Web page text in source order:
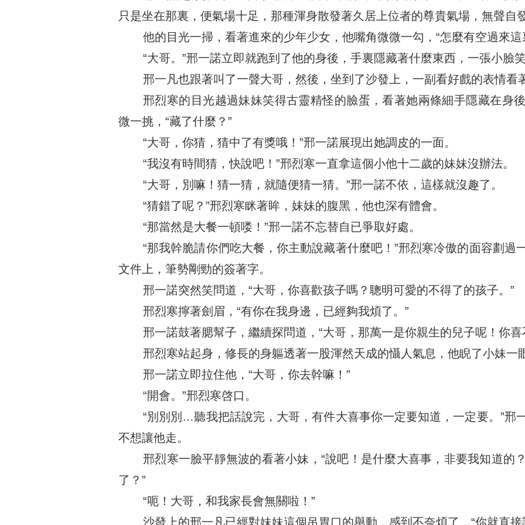
只是坐在那裏，便氣場十足，那種渾身散發著久居上位者的尊貴氣場，無聲自
他的目光一掃，看著進來的少年少女，他嘴角微微一勾，“怎麼有空過來這
“大哥。”邢一諾立即就跑到了他的身後，手裏隱藏著什麼東西，一張小臉
邢一凡也跟著叫了一聲大哥，然後，坐到了沙發上，一副看好戲的表情看
邢烈寒的目光越過妹妹笑得古靈精怪的臉蛋，看著她兩條細手隱藏在身
微一挑，“藏了什麼？”
“大哥，你猜，猜中了有獎哦！”邢一諾展現出她調皮的一面。
“我沒有時間猜，快說吧！”邢烈寒一直拿這個小他十二歲的妹妹沒辦法。
“大哥，別嘛！猜一猜，就隨便猜一猜。”邢一諾不依，這樣就沒趣了。
“猜錯了呢？”邢烈寒眯著眸，妹妹的腹黑，他也深有體會。
“那當然是大餐一頓喽！”邢一諾不忘替自已爭取好處。
“那我幹脆請你們吃大餐，你主動說藏著什麼吧！”邢烈寒冷傲的面容劃過
文件上，筆勢剛勁的簽著字。
邢一諾突然笑問道，“大哥，你喜歡孩子嗎？聰明可愛的不得了的孩子。”
邢烈寒擰著劍眉，“有你在我身邊，已經夠我煩了。”
邢一諾鼓著腮幫子，繼續探問道，“大哥，那萬一是你親生的兒子呢！你喜
邢烈寒站起身，修長的身軀透著一股渾然天成的懾人氣息，他睨了小妹一
邢一諾立即拉住他，“大哥，你去幹嘛！”
“開會。”邢烈寒啓口。
“別別別…聽我把話說完，大哥，有件大喜事你一定要知道，一定要。”邢
不想讓他走。
邢烈寒一臉平靜無波的看著小妹，“說吧！是什麼大喜事，非要我知道的
了？”
“呃！大哥，和我家長會無關啦！”
沙發上的邢一凡已經對妹妹這個吊胃口的舉動，感到不奈煩了，“你就直